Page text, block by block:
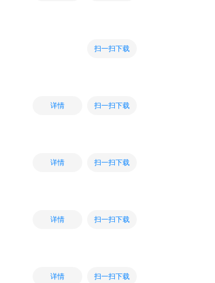
扫一扫下载
详情 扫一扫下载
详情 扫一扫下载
详情 扫一扫下载
详情 扫一扫下载